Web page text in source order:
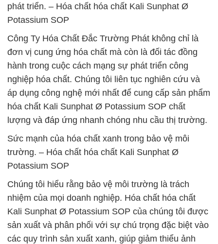
phát triển. – Hóa chất hóa chất Kali Sunphat Ø
Potassium SOP
Công Ty Hóa Chất Đắc Trường Phát không chỉ là
đơn vị cung ứng hóa chất mà còn là đối tác đồng
hành trong cuộc cách mạng sự phát triển công
nghiệp hóa chất. Chúng tôi liên tục nghiên cứu và
áp dụng công nghệ mới nhất để cung cấp sản phẩm
hóa chất Kali Sunphat Ø Potassium SOP chất
lượng và đáp ứng nhanh chóng nhu cầu thị trường.
Sức mạnh của hóa chất xanh trong bảo vệ môi
trường. – Hóa chất hóa chất Kali Sunphat Ø
Potassium SOP
Chúng tôi hiểu rằng bảo vệ môi trường là trách
nhiệm của mọi doanh nghiệp. Hóa chất hóa chất
Kali Sunphat Ø Potassium SOP của chúng tôi được
sản xuất và phân phối với sự chú trọng đặc biệt vào
các quy trình sản xuất xanh, giúp giảm thiểu ảnh